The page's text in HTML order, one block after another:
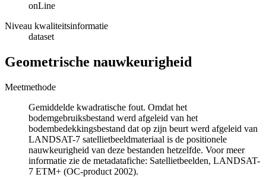
onLine
Niveau kwaliteitsinformatie
dataset
Geometrische nauwkeurigheid
Meetmethode
Gemiddelde kwadratische fout. Omdat het
bodemgebruiksbestand werd afgeleid van het
bodembedekkingsbestand dat op zijn beurt werd afgeleid van
LANDSAT-7 satellietbeeldmateriaal is de positionele
nauwkeurigheid van deze bestanden hetzelfde. Voor meer
informatie zie de metadatafiche: Satellietbeelden, LANDSAT-
7 ETM+ (OC-product 2002).